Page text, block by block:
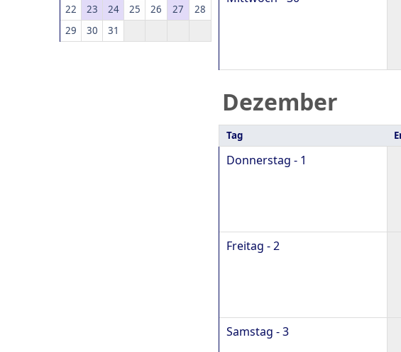
22
23 24 25 26 27
28
29
30 31
Dezember
Tag
Donnerstag - 1
Freitag - 2
Samstag - 3